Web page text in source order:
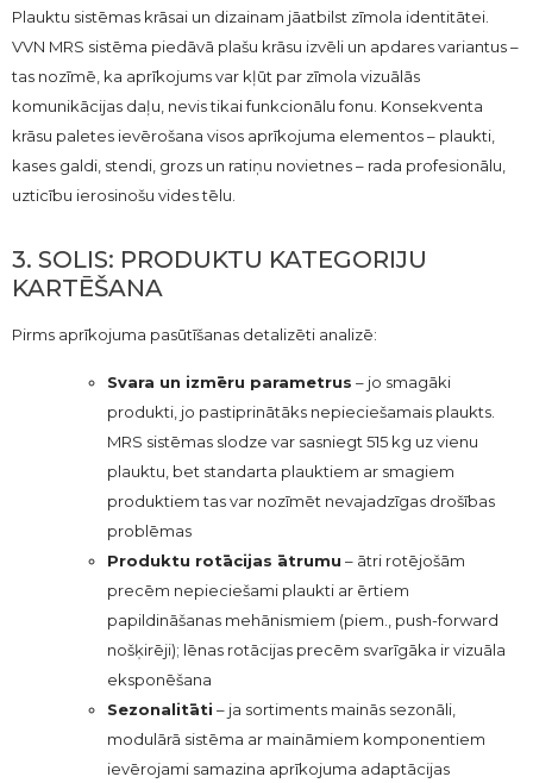
Plauktu sistēmas krāsai un dizainam jāatbilst zīmola identitātei.
VVN MRS sistēma piedāvā plašu krāsu izvēli un apdares variantus –
tas nozīmē, ka aprīkojums var kļūt par zīmola vizuālās
komunikācijas daļu, nevis tikai funkcionālu fonu. Konsekventa
krāsu paletes ievērošana visos aprīkojuma elementos – plaukti,
kases galdi, stendi, grozs un ratiņu novietnes – rada profesionālu,
uzticību ierosinošu vides tēlu.
3. SOLIS: PRODUKTU KATEGORIJU
KARTĒŠANA
Pirms aprīkojuma pasūtīšanas detalizēti analizē:
Svara un izmēru parametrus – jo smagāki
produkti, jo pastiprinātāks nepieciešamais plaukts.
MRS sistēmas slodze var sasniegt 515 kg uz vienu
plauktu, bet standarta plauktiem ar smagiem
produktiem tas var nozīmēt nevajadzīgas drošības
problēmas
Produktu rotācijas ātrumu – ātri rotējošām
precēm nepieciešami plaukti ar ērtiem
papildināšanas mehānismiem (piem., push-forward
nošķirēji); lēnas rotācijas precēm svarīgāka ir vizuāla
eksponēšana
Sezonalitāti – ja sortiments mainās sezonāli,
modulārā sistēma ar maināmiem komponentiem
ievērojami samazina aprīkojuma adaptācijas